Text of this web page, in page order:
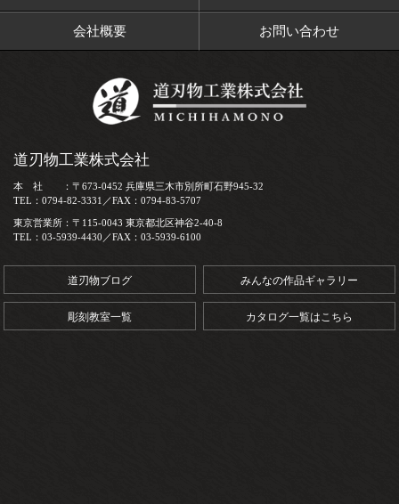
会社概要 お問い合わせ
道刃物工業株式会社
本 社 ：〒673-0452 兵庫県三木市別所町石野945-32
TEL：0794-82-3331／FAX：0794-83-5707
東京営業所：〒115-0043 東京都北区神谷2-40-8
TEL：03-5939-4430／FAX：03-5939-6100
道刃物ブログ みんなの作品ギャラリー
彫刻教室一覧 カタログ一覧はこちら